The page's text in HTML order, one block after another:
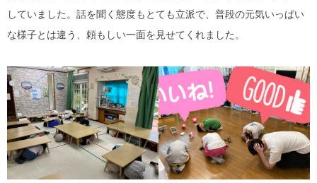
していました。話を聞く態度もとても立派で、普段の元気いっぱい
な様子とは違う、頼もしい一面を見せてくれました。